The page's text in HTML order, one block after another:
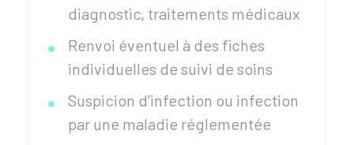
diagnostic, traitements médicaux
Renvoi éventuel à des fiches
individuelles de suivi de soins
Suspicion d'infection ou infection
par une maladie réglementée